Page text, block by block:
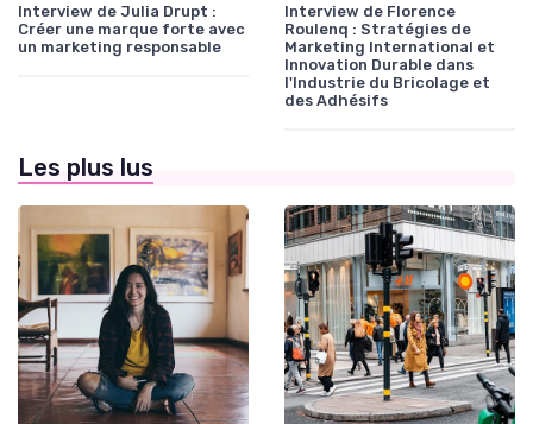
Interview de Julia Drupt :
Créer une marque forte avec
un marketing responsable
Interview de Florence
Roulenq : Stratégies de
Marketing International et
Innovation Durable dans
l'Industrie du Bricolage et
des Adhésifs
Les plus lus